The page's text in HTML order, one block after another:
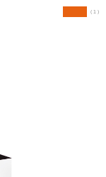
( 1 )